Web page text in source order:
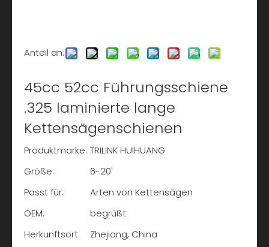
Anteil an:
45cc 52cc Führungsschiene
.325 laminierte lange
Kettensägenschienen
Produktmarke: TRILINK HUIHUANG
Größe:
6-20'
Passt für:
Arten von Kettensägen
OEM:
begrüßt
Herkunftsort:
Zhejiang, China